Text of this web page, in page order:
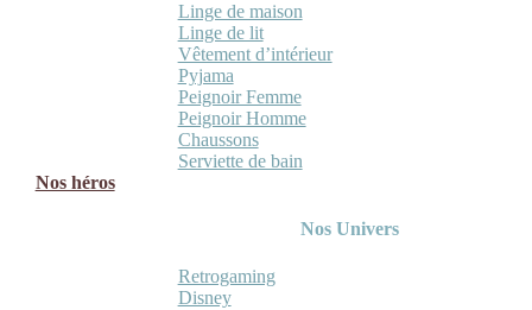
Linge de maison
Linge de lit
Vêtement d’intérieur
Pyjama
Peignoir Femme
Peignoir Homme
Chaussons
Serviette de bain
Nos héros
Nos Univers
Retrogaming
Disney